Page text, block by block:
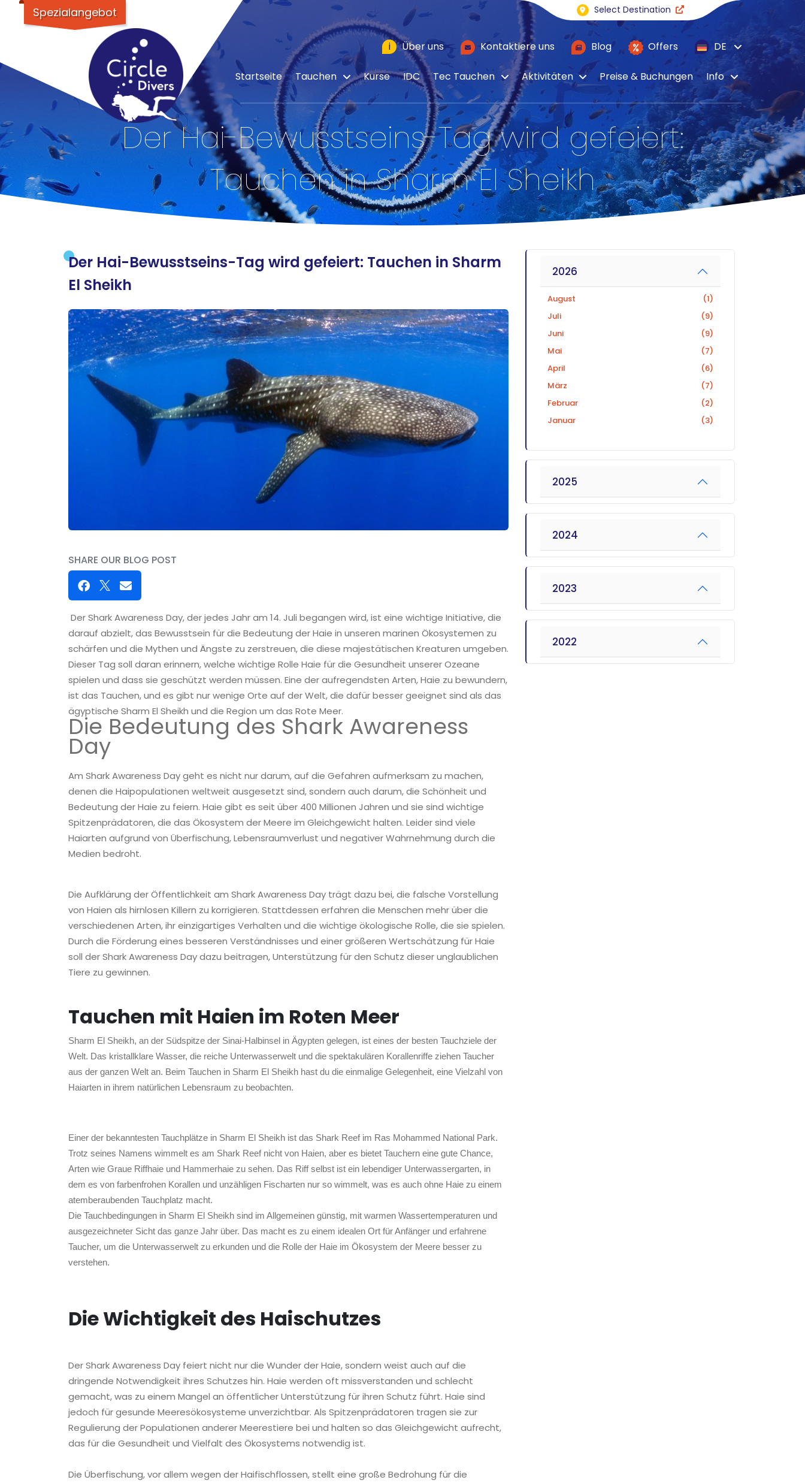
Select Destination
i Über uns Kontaktiere uns Blog Offers DE
Startseite Tauchen Kurse IDC Tec Tauchen Aktivitäten Preise & Buchungen Info
Der Hai-Bewusstseins-Tag wird gefeiert:
Tauchen in Sharm El Sheikh
Der Hai-Bewusstseins-Tag wird gefeiert: Tauchen in Sharm
El Sheikh
SHARE OUR BLOG POST
Der Shark Awareness Day, der jedes Jahr am 14. Juli begangen wird, ist eine wichtige Initiative, die
darauf abzielt, das Bewusstsein für die Bedeutung der Haie in unseren marinen Ökosystemen zu
schärfen und die Mythen und Ängste zu zerstreuen, die diese majestätischen Kreaturen umgeben.
Dieser Tag soll daran erinnern, welche wichtige Rolle Haie für die Gesundheit unserer Ozeane
spielen und dass sie geschützt werden müssen. Eine der aufregendsten Arten, Haie zu bewundern,
ist das Tauchen, und es gibt nur wenige Orte auf der Welt, die dafür besser geeignet sind als das
ägyptische Sharm El Sheikh und die Region um das Rote Meer.
Die Bedeutung des Shark Awareness
Day
Am Shark Awareness Day geht es nicht nur darum, auf die Gefahren aufmerksam zu machen,
denen die Haipopulationen weltweit ausgesetzt sind, sondern auch darum, die Schönheit und
Bedeutung der Haie zu feiern. Haie gibt es seit über 400 Millionen Jahren und sie sind wichtige
Spitzenprädatoren, die das Ökosystem der Meere im Gleichgewicht halten. Leider sind viele
Haiarten aufgrund von Überfischung, Lebensraumverlust und negativer Wahrnehmung durch die
Medien bedroht.
Die Aufklärung der Öffentlichkeit am Shark Awareness Day trägt dazu bei, die falsche Vorstellung
von Haien als hirnlosen Killern zu korrigieren. Stattdessen erfahren die Menschen mehr über die
verschiedenen Arten, ihr einzigartiges Verhalten und die wichtige ökologische Rolle, die sie spielen.
Durch die Förderung eines besseren Verständnisses und einer größeren Wertschätzung für Haie
soll der Shark Awareness Day dazu beitragen, Unterstützung für den Schutz dieser unglaublichen
Tiere zu gewinnen.
Tauchen mit Haien im Roten Meer
Sharm El Sheikh, an der Südspitze der Sinai-Halbinsel in Ägypten gelegen, ist eines der besten Tauchziele der
Welt. Das kristallklare Wasser, die reiche Unterwasserwelt und die spektakulären Korallenriffe ziehen Taucher
aus der ganzen Welt an. Beim Tauchen in Sharm El Sheikh hast du die einmalige Gelegenheit, eine Vielzahl von
Haiarten in ihrem natürlichen Lebensraum zu beobachten.
Einer der bekanntesten Tauchplätze in Sharm El Sheikh ist das Shark Reef im Ras Mohammed National Park.
Trotz seines Namens wimmelt es am Shark Reef nicht von Haien, aber es bietet Tauchern eine gute Chance,
Arten wie Graue Riffhaie und Hammerhaie zu sehen. Das Riff selbst ist ein lebendiger Unterwassergarten, in
dem es von farbenfrohen Korallen und unzähligen Fischarten nur so wimmelt, was es auch ohne Haie zu einem
atemberaubenden Tauchplatz macht.
Die Tauchbedingungen in Sharm El Sheikh sind im Allgemeinen günstig, mit warmen Wassertemperaturen und
ausgezeichneter Sicht das ganze Jahr über. Das macht es zu einem idealen Ort für Anfänger und erfahrene
Taucher, um die Unterwasserwelt zu erkunden und die Rolle der Haie im Ökosystem der Meere besser zu
verstehen.
Die Wichtigkeit des Haischutzes
Der Shark Awareness Day feiert nicht nur die Wunder der Haie, sondern weist auch auf die
dringende Notwendigkeit ihres Schutzes hin. Haie werden oft missverstanden und schlecht
gemacht, was zu einem Mangel an öffentlicher Unterstützung für ihren Schutz führt. Haie sind
jedoch für gesunde Meeresökosysteme unverzichtbar. Als Spitzenprädatoren tragen sie zur
Regulierung der Populationen anderer Meerestiere bei und halten so das Gleichgewicht aufrecht,
das für die Gesundheit und Vielfalt des Ökosystems notwendig ist.
Die Überfischung, vor allem wegen der Haifischflossen, stellt eine große Bedrohung für die
2026
August
(1)
Juli
(9)
Juni
(9)
Mai
(7)
April
(6)
März
(7)
Februar
(2)
Januar
(3)
2025
2024
2023
2022
Spezialangebot